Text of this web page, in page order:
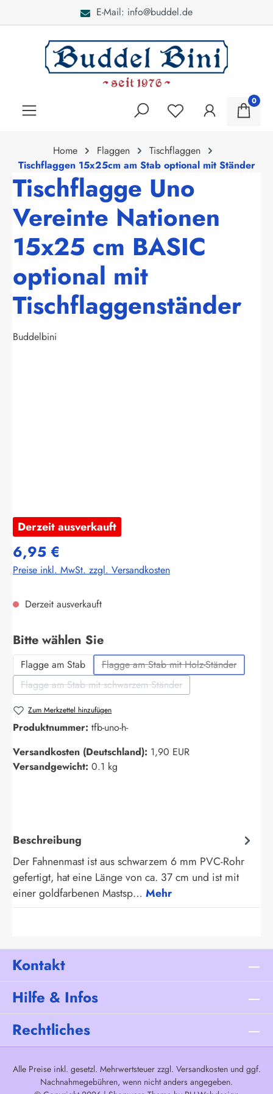
E-Mail: info@buddel.de
0
Home Flaggen
Tischflaggen
Tischflaggen 15x25cm am Stab optional mit Ständer
Tischflagge Uno
Vereinte Nationen
15x25 cm BASIC
optional mit
Tischflaggenständer
Buddelbini
Derzeit ausverkauft
6,95 €
Preise inkl. MwSt. zzgl. Versandkosten
Derzeit ausverkauft
Bitte wählen Sieauswählen
Flagge am Stab Flagge am Stab mit Holz-Ständer
(Diese Option ist zurzeit
Flagge am Stab mit schwarzem Ständer
(Diese Option ist zurzeit nicht verfügbar.)
Zum Merkzettel hinzufügen
Produktnummer: tfb-uno-h-
Versandkosten (Deutschland): 1,90 EUR
Versandgewicht: 0.1 kg
Beschreibung
Der Fahnenmast ist aus schwarzem 6 mm PVC-Rohr
gefertigt, hat eine Länge von ca. 37 cm und ist mit
einer goldfarbenen Mastsp… Mehr
Kontakt
Hilfe & Infos
Rechtliches
Alle Preise inkl. gesetzl. Mehrwertsteuer zzgl. Versandkostenund ggf.
Nachnahmegebühren, wenn nicht anders angegeben.